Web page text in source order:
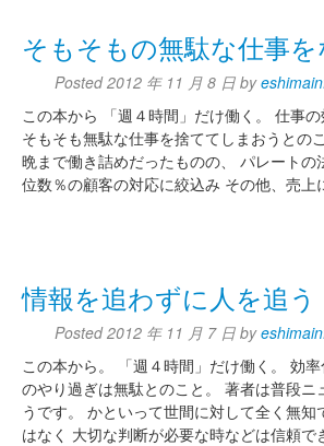
そもそもの無駄な仕事
Posted2012 年 11 月 8 日 by
この本から 「週４時間」だけ働く。 仕事の
そもそも無駄な仕事を捨ててしまおうとの
晩まで働き詰めだったものの、 パレートの
位数％の顧客の対応に絞込み その他、売
情報を追わずに人を追う
Posted2012 年 11 月 7 日 by
この本から。 「週４時間」だけ働く。 効
のやり過ぎは無駄とのこと。 著者は普段ニ
うです。 かといって世間に対して全く無知
はなく 大切な判断が必要な時などは信頼